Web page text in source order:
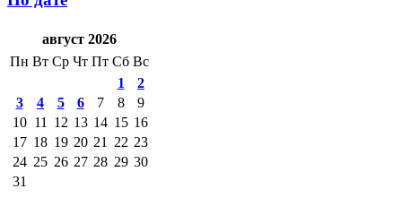
август 2026
Пн Вт Ср Чт Пт Сб Вс
1
2
3
4 5 6 7 8
9
10 11 12 13 14 15 16
17 18 19 20 21 22 23
24 25 26 27 28 29 30
31